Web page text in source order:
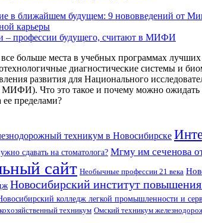
в ближайшем будущем: 9 нововведений от
карьеры
– профессии будущего, считают в МИФИ
больше места в учебных программах лучших
диагностические системы и
развития для Национального
Что это такое и почему можно ожидать
пределами?
техникум в Новосибирске
сдавать на стоматолога? Мгму им сеченова
сайт Необычные профессии 21 века
Новосибирский институт
колледж легкой промышленности и
техникум Омский техникум